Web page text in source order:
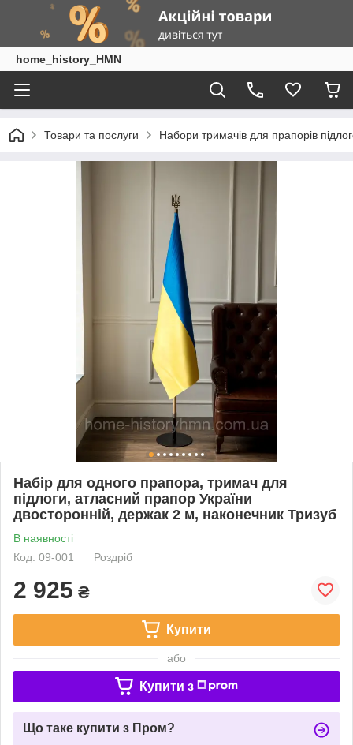
home_history_HMN
Товари та послуги Набори тримачів для прапорів
Набір для одного прапора, тримач для
підлоги, атласний прапор України
двосторонній, держак 2 м, наконечник Тризуб
В наявності
Код: 09-001
Роздріб
2 925 ₴
Купити
або
Купити з
Що таке купити з Пром?